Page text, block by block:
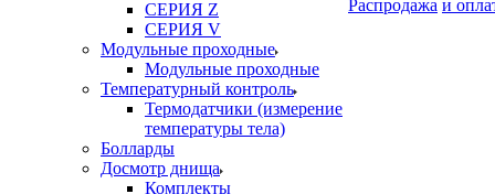
СЕРИЯ Z
СЕРИЯ V
Модульные проходные
Модульные проходные
Температурный контроль
Термодатчики (измерение
температуры тела)
Болларды
Досмотр днища
Комплекты
Распродажа и